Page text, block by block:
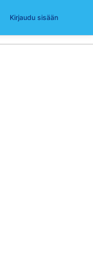
Kirjaudu sisään